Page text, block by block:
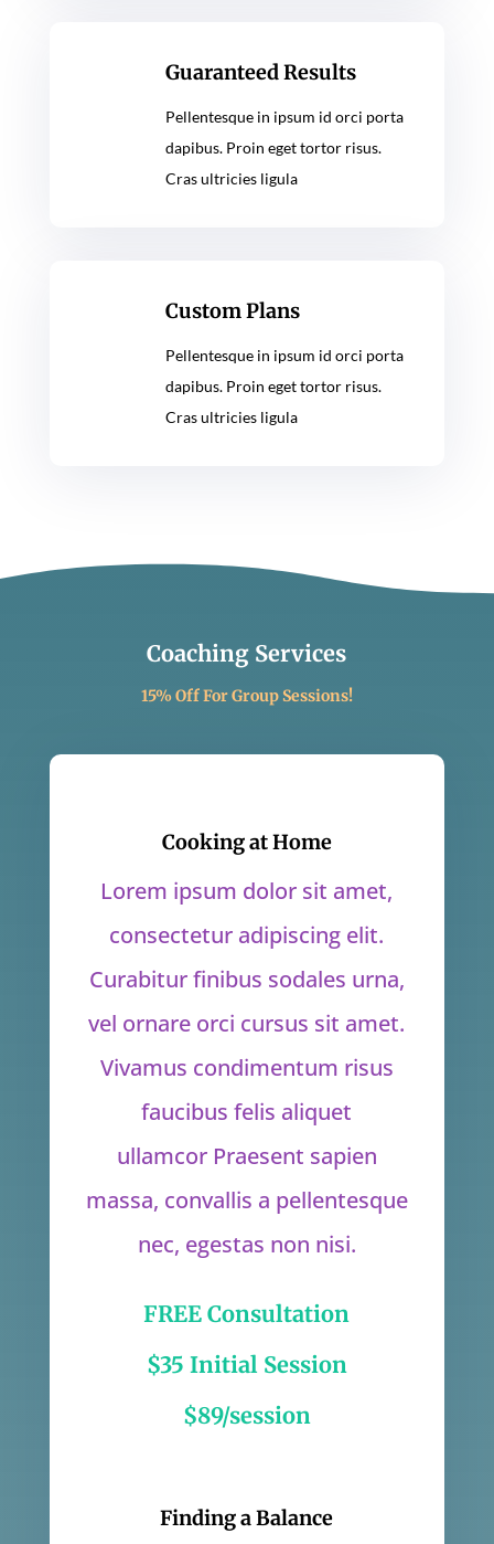
Guaranteed Results
Pellentesque in ipsum id orci porta
dapibus. Proin eget tortor risus.
Cras ultricies ligula
Custom Plans
Pellentesque in ipsum id orci porta
dapibus. Proin eget tortor risus.
Cras ultricies ligula
Coaching Services
15% Off For Group Sessions!
Cooking at Home
Lorem ipsum dolor sit amet,
consectetur adipiscing elit.
Curabitur finibus sodales urna,
vel ornare orci cursus sit amet.
Vivamus condimentum risus
faucibus felis aliquet
ullamcor Praesent sapien
massa, convallis a pellentesque
nec, egestas non nisi.
FREE Consultation
$35 Initial Session
$89/session
Finding a Balance